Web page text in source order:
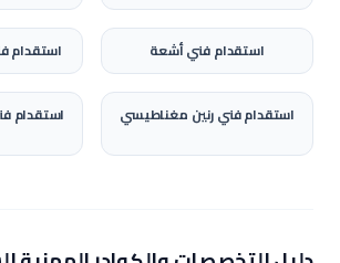
استقدامفني أشعة استقدام
استقدامفني رنين مغناطيسي استقدام